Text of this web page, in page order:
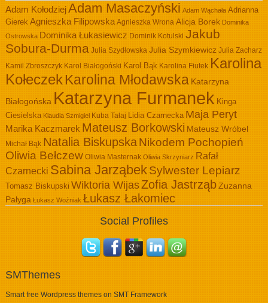
Adam KołodziejAdam Masaczyński Adam Wąchała Adrianna
Gierek Agnieszka Filipowska Agnieszka Wrona Alicja Borek Dominika
Ostrowska Dominika Łukasiewicz Dominik Kotulski Jakub
Sobura-Durma Julia Szydłowska Julia Szymkiewicz Julia Zacharz
Kamil Zbroszczyk Karol Białogoński Karol Bąk Karolina Fiutek Karolina
KołeczekKarolina Młodawska Katarzyna
Białogońska Katarzyna Furmanek Kinga
Ciesielska Klaudia Szmigiel Kuba Tałaj Lidia Czarnecka Maja Peryt
Marika Kaczmarek Mateusz Borkowski Mateusz Wróbel
Michał Bąk Natalia BiskupskaNikodem Pochopień
Oliwia Bełczew Oliwia Masternak Oliwia Skrzyniarz Rafał
Czarnecki Sabina JarząbekSylwester Lepiarz
Tomasz Biskupski Wiktoria WijasZofia JastrząbZuzanna
Pałyga Łukasz Woźniak Łukasz Łakomiec
Social Profiles
SMThemes
Smart free Wordpress themes on SMT Framework